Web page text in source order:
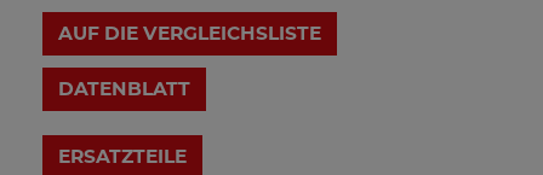
AUF DIE VERGLEICHSLISTE
DATENBLATT